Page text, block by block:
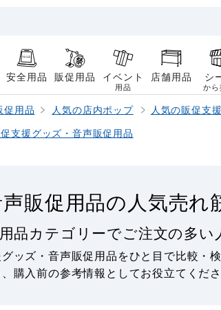
安全用品 販促用品 イベント
用品
店舗用品 シ
か
促用品 人気の店内ポップ
人気の販促支
支援グッズ・音声販促用品
販促用品の人気売れ
品カテゴリーでご注文の多
ッズ・音声販促用品をひと目で比較・
購入前の参考情報としてお役立てくださ